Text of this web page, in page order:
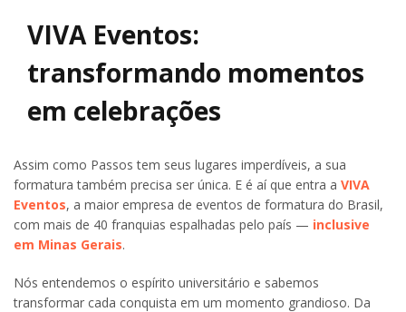
VIVA Eventos:
transformando momentos
em celebrações
Assim como Passos tem seus lugares imperdíveis, a sua
formatura também precisa ser única. E é aí que entra a VIVA
Eventos, a maior empresa de eventos de formatura do Brasil,
com mais de 40 franquias espalhadas pelo país — inclusive
em Minas Gerais.
Nós entendemos o espírito universitário e sabemos
transformar cada conquista em um momento grandioso. Da